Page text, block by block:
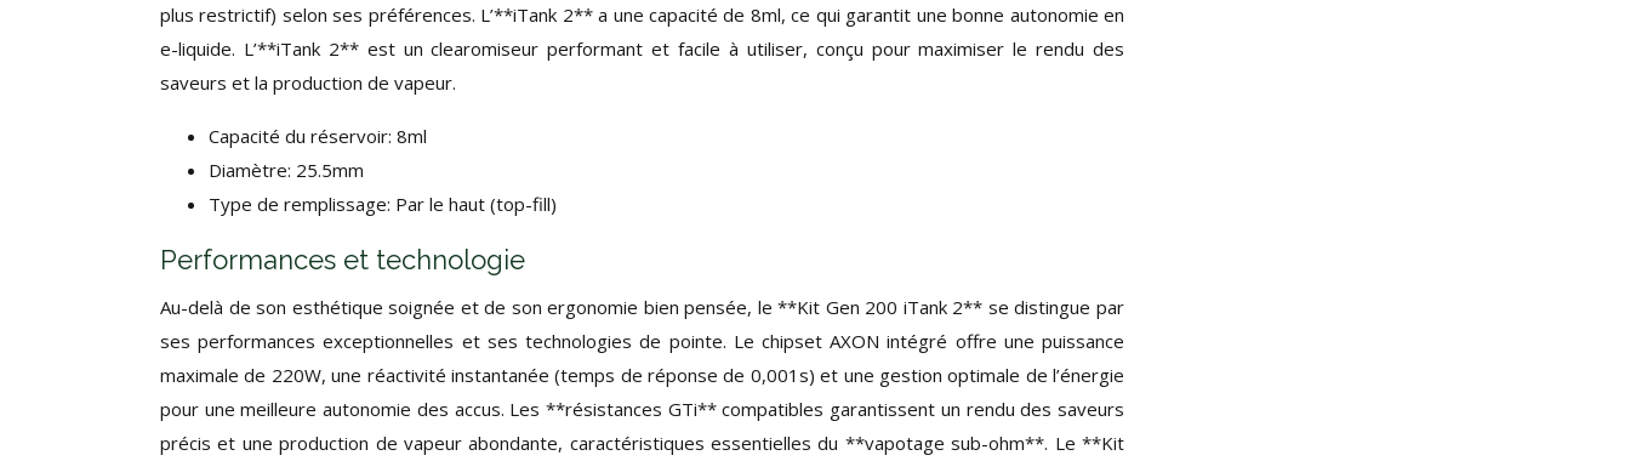
plus restrictif) selon ses préférences. L’**iTank 2** a une capacité de 8ml, ce qui garantit une bonne autonomie en
e-liquide. L’**iTank 2** est un clearomiseur performant et facile à utiliser, conçu pour maximiser le rendu des
saveurs et la production de vapeur.
Capacité du réservoir: 8ml
Diamètre: 25.5mm
Type de remplissage: Par le haut (top-fill)
Performances et technologie
Au-delà de son esthétique soignée et de son ergonomie bien pensée, le **Kit Gen 200 iTank 2** se distingue par
ses performances exceptionnelles et ses technologies de pointe. Le chipset AXON intégré offre une puissance
maximale de 220W, une réactivité instantanée (temps de réponse de 0,001s) et une gestion optimale de l’énergie
pour une meilleure autonomie des accus. Les **résistances GTi** compatibles garantissent un rendu des saveurs
précis et une production de vapeur abondante, caractéristiques essentielles du **vapotage sub-ohm**. Le **Kit